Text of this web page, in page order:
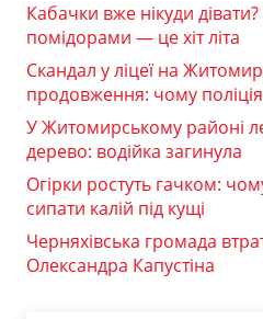
Кабачки вже нікуди дівати?
помідорами — це хіт літа
Скандал у ліцеї на
продовження: чому
У Житомирському районі
дерево: водійка загинула
Огірки ростуть гачком:
сипати калій під кущі
Черняхівська громада
Олександра Капустіна